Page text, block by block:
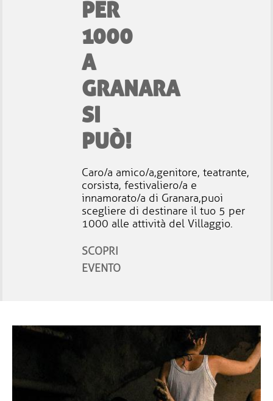
PER
1000
A
GRANARA
SI
PUÒ!
Caro/a amico/a,genitore, teatrante,
corsista, festivaliero/a e
innamorato/a di Granara,puoi
scegliere di destinare il tuo 5 per
1000 alle attività del Villaggio.
SCOPRI
EVENTO